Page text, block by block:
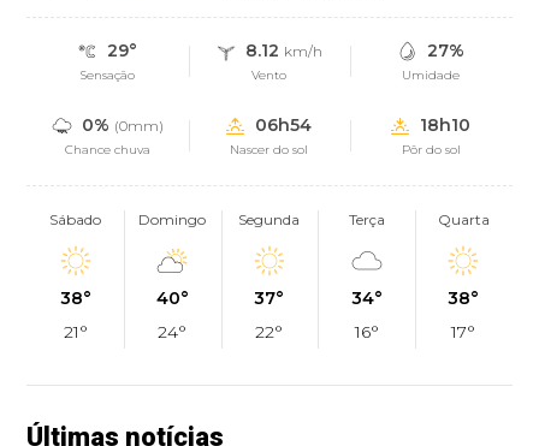
29°
Sensação
8.12 km/h
Vento
27%
Umidade
0% (0mm)
Chance chuva
06h54
Nascer do sol
18h10
Pôr do sol
Sábado
38°
21°
Domingo
40°
24°
Segunda
37°
22°
Terça
34°
16°
Quarta
38°
17°
Últimas notícias